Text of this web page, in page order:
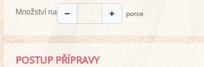
Množství na − + porce
POSTUP PŘÍPRAVY